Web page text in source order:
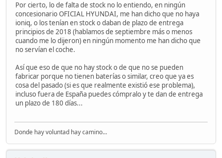
Por cierto, lo de falta de stock no lo entiendo, en ningún
concesionario OFICIAL HYUNDAI, me han dicho que no haya
ioniq, o los tenían en stock o daban de plazo de entrega
principios de 2018 (hablamos de septiembre más o menos
cuando me lo dijeron) en ningún momento me han dicho que
no servían el coche.
Así que eso de que no hay stock o de que no se pueden
fabricar porque no tienen baterías o similar, creo que ya es
cosa del pasado (si es que realmente existió ese problema),
incluso fuera de España puedes cómpralo y te dan de entrega
un plazo de 180 días...
Donde hay voluntad hay camino...